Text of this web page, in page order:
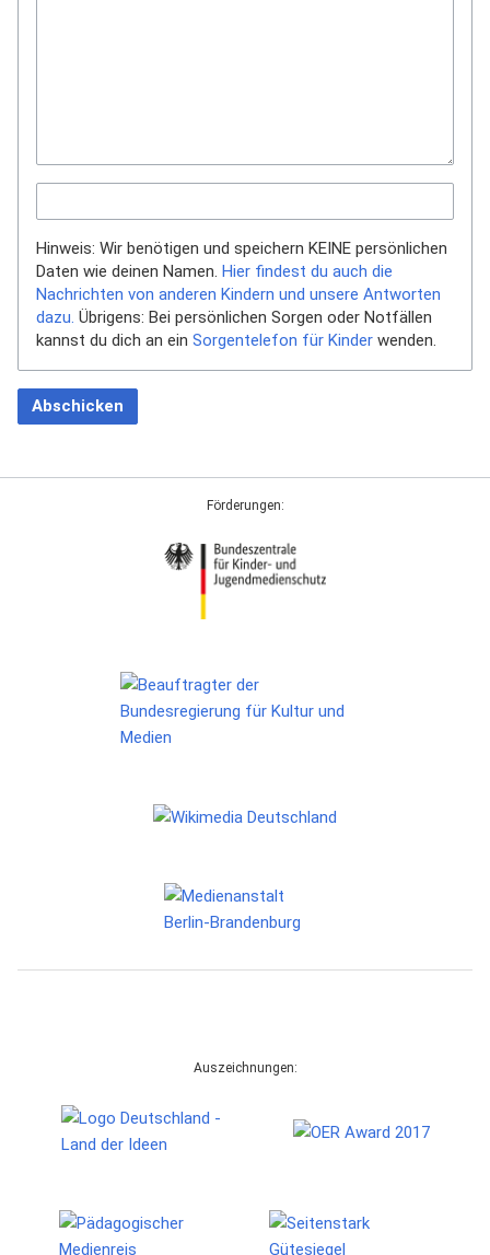
Hinweis: Wir benötigen und speichern KEINE persönlichen
Daten wie deinen Namen. Hier findest du auch die
Nachrichten von anderen Kindern und unsere Antworten
dazu. Übrigens: Bei persönlichen Sorgen oder Notfällen
kannst du dich an ein Sorgentelefon für Kinder wenden.
Abschicken
Förderungen:
Auszeichnungen: